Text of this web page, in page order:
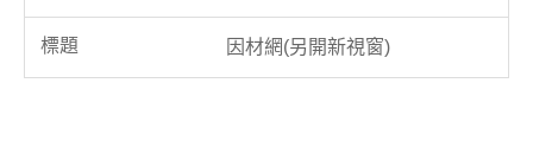
因材網(另開新視窗)